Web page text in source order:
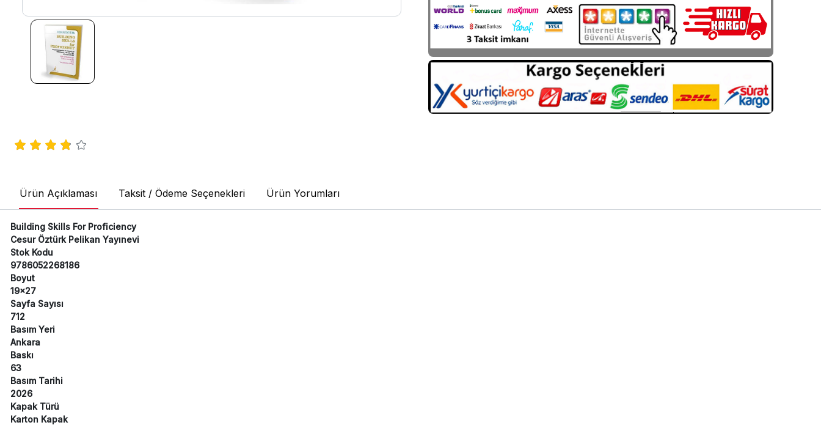
Ürün Açıklaması Taksit / Ödeme Seçenekleri Ürün Yorumları
Building Skills For Proficiency
Cesur Öztürk Pelikan Yayınevi
Stok Kodu
9786052268186
Boyut
19x27
Sayfa Sayısı
712
Basım Yeri
Ankara
Baskı
63
Basım Tarihi
2026
Kapak Türü
Karton Kapak